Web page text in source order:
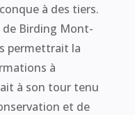
à des tiers.
de Birding Mont-
permettrait la
à
à son tour tenu
et de